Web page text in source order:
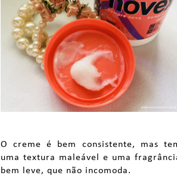
O creme é bem consistente, mas
uma textura maleável e uma
bem leve, que não incomoda.